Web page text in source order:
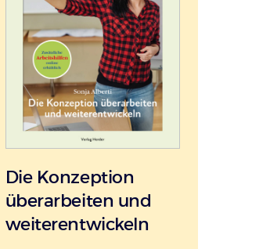
Die Konzeption
überarbeiten und
weiterentwickeln